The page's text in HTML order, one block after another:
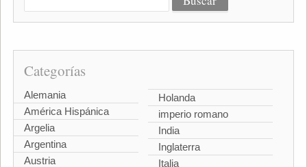
Categorías
Alemania
América Hispánica
Argelia
Argentina
Austria
Holanda
imperio romano
India
Inglaterra
Italia